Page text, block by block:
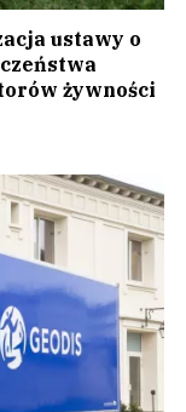
ustawy o
żywności